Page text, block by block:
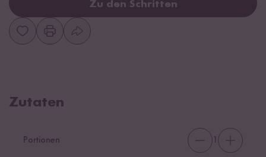
Zu den Schritten
Zutaten
Portionen